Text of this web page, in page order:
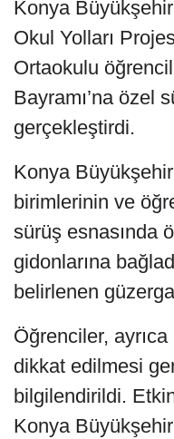
Konya
Okul Yolları
Ortaokulu
Bayramı’na özel
gerçekleştirdi.
Konya
birimlerinin ve
sürüş esnasında
gidonlarına
belirlenen
Öğrenciler,
dikkat edilmesi
bilgilendirildi.
Konya